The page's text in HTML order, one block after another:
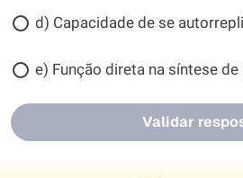
d) Capacidade de se
e) Função direta na síntese
Validar